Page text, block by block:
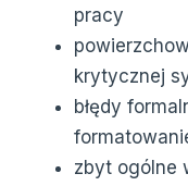
pracy
krytycznej
błędy
zbyt ogólne